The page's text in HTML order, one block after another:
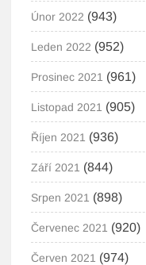
Únor 2022 (943)
Leden 2022 (952)
Prosinec 2021 (961)
Listopad 2021 (905)
Říjen 2021 (936)
Září 2021 (844)
Srpen 2021 (898)
Červenec 2021 (920)
Červen 2021 (974)